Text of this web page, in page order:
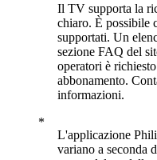
Il TV supporta la
chiaro. È possibile
supportati. Un
sezione FAQ del
operatori è
abbonamento.
informazioni.
L'applicazione
variano a seconda